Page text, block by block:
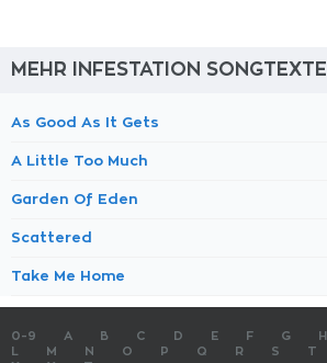
MEHR INFESTATION SONGTEXTE
As Good As It Gets
A Little Too Much
Garden Of Eden
Scattered
Take Me Home
0-9 A B C D E F G H
M N O P Q R S T